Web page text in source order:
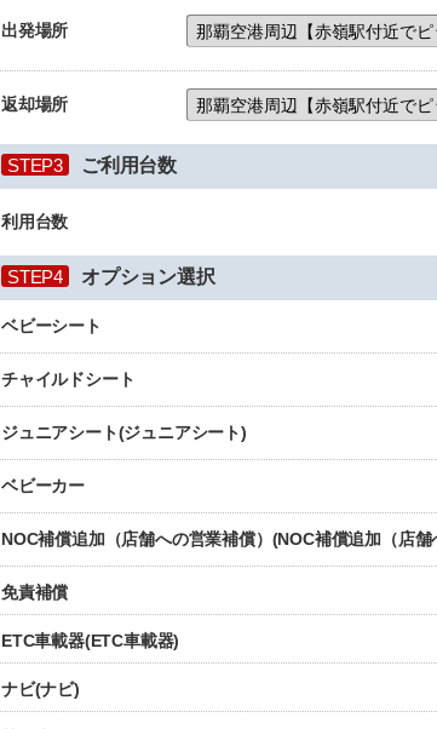
出発場所
返却場所
STEP3 ご利用台数
利用台数
STEP4 オプション選択
ベビーシート
チャイルドシート
ジュニアシート(ジュニアシート)
ベビーカー
NOC補償追加（店舗への営業補償）(NOC補償追加（店舗
免責補償
ETC車載器(ETC車載器)
ナビ(ナビ)